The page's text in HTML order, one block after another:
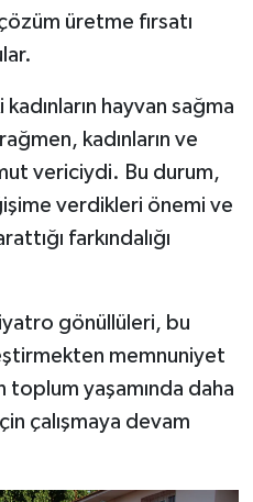
üretme fırsatı
hayvan sağma
kadınların ve
vericiydi. Bu durum,
verdikleri önemi ve
farkındalığı
gönüllüleri, bu
memnuniyet
toplum yaşamında daha
çalışmaya devam